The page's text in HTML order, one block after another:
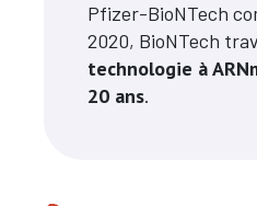
Pfizer-BioNTech
2020, BioNTech
technologie à
20 ans.